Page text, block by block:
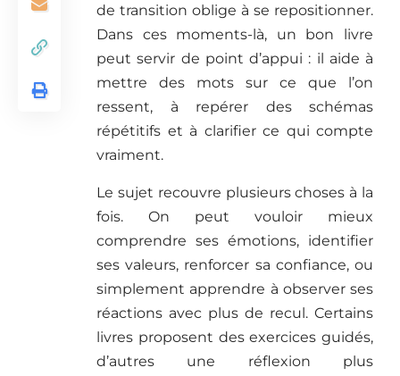
de transition oblige à se repositionner.
Dans ces moments-là, un bon livre
peut servir de point d’appui : il aide à
mettre des mots sur ce que l’on
ressent, à repérer des schémas
répétitifs et à clarifier ce qui compte
vraiment.
Le sujet recouvre plusieurs choses à la
fois. On peut vouloir mieux
comprendre ses émotions, identifier
ses valeurs, renforcer sa confiance, ou
simplement apprendre à observer ses
réactions avec plus de recul. Certains
livres proposent des exercices guidés,
d’autres une réflexion plus